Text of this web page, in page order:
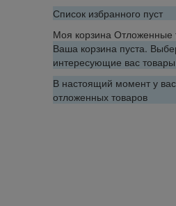
Список избранного пуст
Моя корзина Отложенные
Ваша корзина пуста.
интересующие вас товары
В настоящий момент у
отложенных товаров